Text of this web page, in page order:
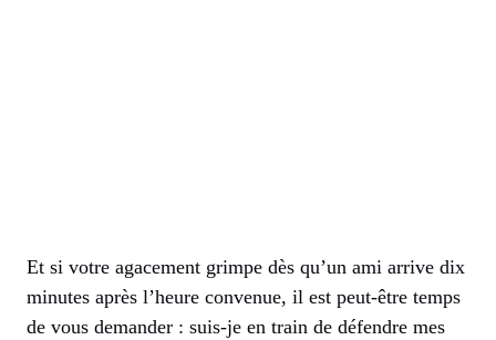
Et si votre agacement grimpe dès qu’un ami arrive dix
minutes après l’heure convenue, il est peut-être temps
de vous demander : suis-je en train de défendre mes